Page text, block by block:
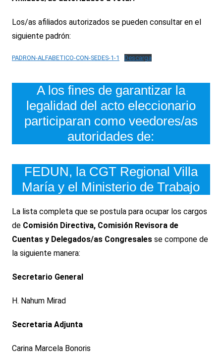
Los/as afiliados autorizados se pueden consultar en el
siguiente padrón:
PADRON-ALFABETICO-CON-SEDES-1-1 Descarga
A los fines de garantizar la
legalidad del acto eleccionario
participaran como veedores/as
autoridades de:
FEDUN, la CGT Regional Villa
María y el Ministerio de Trabajo
La lista completa que se postula para ocupar los cargos
de Comisión Directiva, Comisión Revisora de
Cuentas y Delegados/as Congresalesse compone de
la siguiente manera:
Secretario General
H. Nahum Mirad
Secretaria Adjunta
Carina Marcela Bonoris